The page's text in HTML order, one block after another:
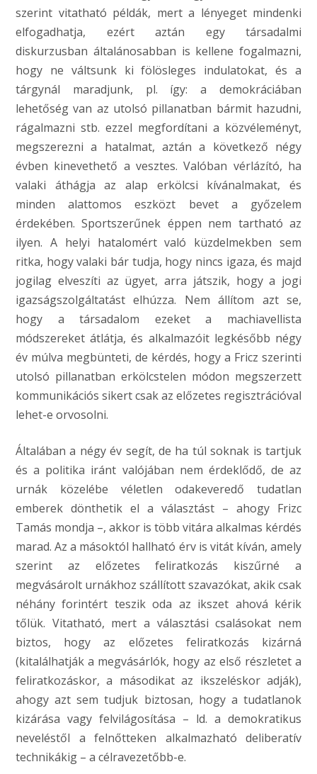
szerint vitatható példák, mert a lényeget mindenki
elfogadhatja, ezért aztán egy társadalmi
diskurzusban általánosabban is kellene fogalmazni,
hogy ne váltsunk ki fölösleges indulatokat, és a
tárgynál maradjunk, pl. így: a demokráciában
lehetőség van az utolsó pillanatban bármit hazudni,
rágalmazni stb. ezzel megfordítani a közvéleményt,
megszerezni a hatalmat, aztán a következő négy
évben kinevethető a vesztes. Valóban vérlázító, ha
valaki áthágja az alap erkölcsi kívánalmakat, és
minden alattomos eszközt bevet a győzelem
érdekében. Sportszerűnek éppen nem tartható az
ilyen. A helyi hatalomért való küzdelmekben sem
ritka, hogy valaki bár tudja, hogy nincs igaza, és majd
jogilag elveszíti az ügyet, arra játszik, hogy a jogi
igazságszolgáltatást elhúzza. Nem állítom azt se,
hogy a társadalom ezeket a machiavellista
módszereket átlátja, és alkalmazóit legkésőbb négy
év múlva megbünteti, de kérdés, hogy a Fricz szerinti
utolsó pillanatban erkölcstelen módon megszerzett
kommunikációs sikert csak az előzetes regisztrációval
lehet-e orvosolni.
Általában a négy év segít, de ha túl soknak is tartjuk
és a politika iránt valójában nem érdeklődő, de az
urnák közelébe véletlen odakeveredő tudatlan
emberek dönthetik el a választást – ahogy Frizc
Tamás mondja –, akkor is több vitára alkalmas kérdés
marad. Az a másoktól hallható érv is vitát kíván, amely
szerint az előzetes feliratkozás kiszűrné a
megvásárolt urnákhoz szállított szavazókat, akik csak
néhány forintért teszik oda az ikszet ahová kérik
tőlük. Vitatható, mert a választási csalásokat nem
biztos, hogy az előzetes feliratkozás kizárná
(kitalálhatják a megvásárlók, hogy az első részletet a
feliratkozáskor, a másodikat az ikszeléskor adják),
ahogy azt sem tudjuk biztosan, hogy a tudatlanok
kizárása vagy felvilágosítása – ld. a demokratikus
neveléstől a felnőtteken alkalmazható deliberatív
technikákig – a célravezetőbb-e.